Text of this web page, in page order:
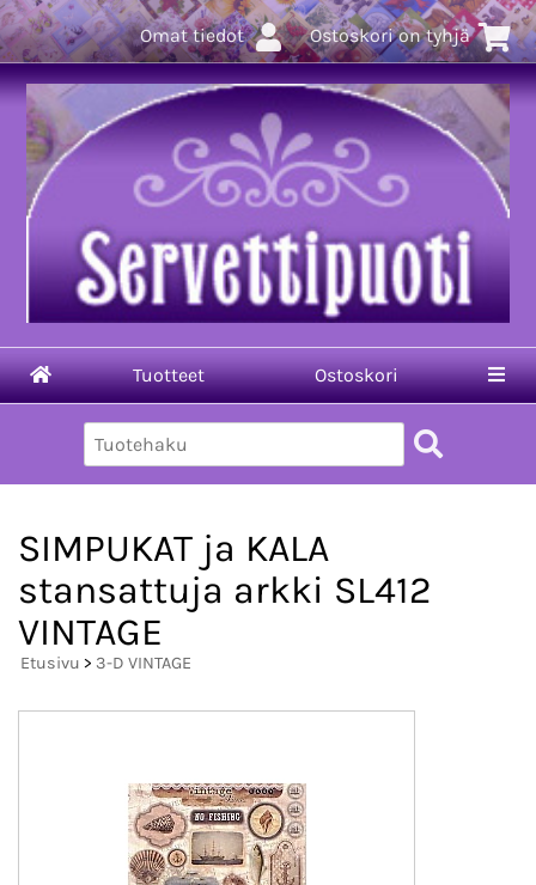
Omat tiedot Ostoskori on tyhjä
Tuotteet Ostoskori
SIMPUKAT ja KALA
stansattuja arkki SL412
VINTAGE
Etusivu > 3-D VINTAGE